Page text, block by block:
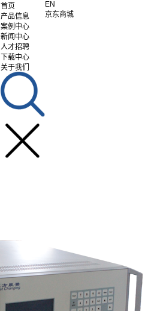
首页
产品信息
案例中心
新闻中心
人才招聘
下载中心
关于我们
EN
京东商城